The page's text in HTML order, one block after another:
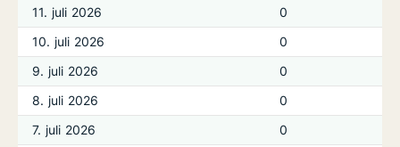
11. juli 2026
0
10. juli 2026
0
9. juli 2026
0
8. juli 2026
0
7. juli 2026
0